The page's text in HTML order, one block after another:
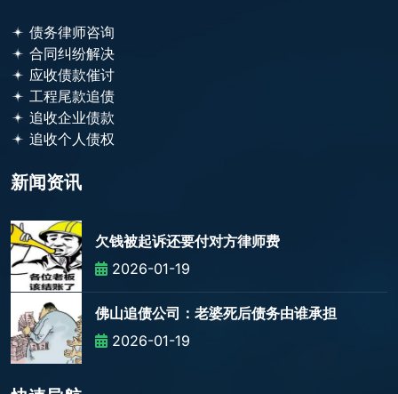
债务律师咨询
合同纠纷解决
应收债款催讨
工程尾款追债
追收企业债款
追收个人债权
新闻资讯
欠钱被起诉还要付对方律师费
2026-01-19
佛山追债公司：老婆死后债务由谁承担
2026-01-19